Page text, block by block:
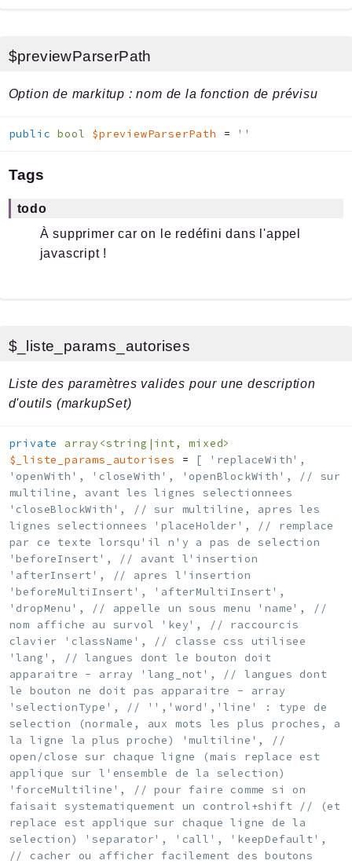
$previewParserPath
Option de markitup : nom de la fonction de prévisu
public bool $previewParserPath = ''
Tags
todo
À supprimer car on le redéfini dans l'appel
javascript !
$_liste_params_autorises
Liste des paramètres valides pour une description
d'outils (markupSet)
private
array<string|int, mixed>
$_liste_params_autorises
=
[ 'replaceWith',
'openWith', 'closeWith', 'openBlockWith', // sur
multiline, avant les lignes selectionnees
'closeBlockWith', // sur multiline, apres les
lignes selectionnees 'placeHolder', // remplace
par ce texte lorsqu'il n'y a pas de selection
'beforeInsert', // avant l'insertion
'afterInsert', // apres l'insertion
'beforeMultiInsert', 'afterMultiInsert',
'dropMenu', // appelle un sous menu 'name', //
nom affiche au survol 'key', // raccourcis
clavier 'className', // classe css utilisee
'lang', // langues dont le bouton doit
apparaitre - array 'lang_not', // langues dont
le bouton ne doit pas apparaitre - array
'selectionType', // '','word','line' : type de
selection (normale, aux mots les plus proches, a
la ligne la plus proche) 'multiline', //
open/close sur chaque ligne (mais replace est
applique sur l'ensemble de la selection)
'forceMultiline', // pour faire comme si on
faisait systematiquement un control+shift // (et
replace est applique sur chaque ligne de la
selection) 'separator', 'call', 'keepDefault',
// cacher ou afficher facilement des boutons